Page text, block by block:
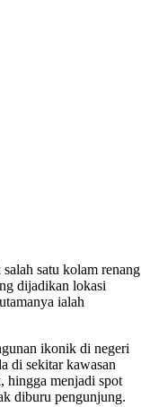
satu kolam renang
dijadikan lokasi
ialah
ikonik di negeri
di sekitar kawasan
hingga menjadi spot
diburu pengunjung.